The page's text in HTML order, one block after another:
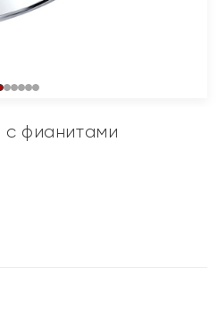
фианитами